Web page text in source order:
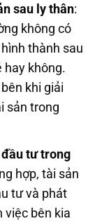
sau ly thân:
không có
thành sau
hay không.
khi giải
sản trong
tư trong
hợp, tài sản
tư và phát
việc bên kia